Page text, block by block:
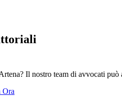
Il nostro team di avvocati
Ora